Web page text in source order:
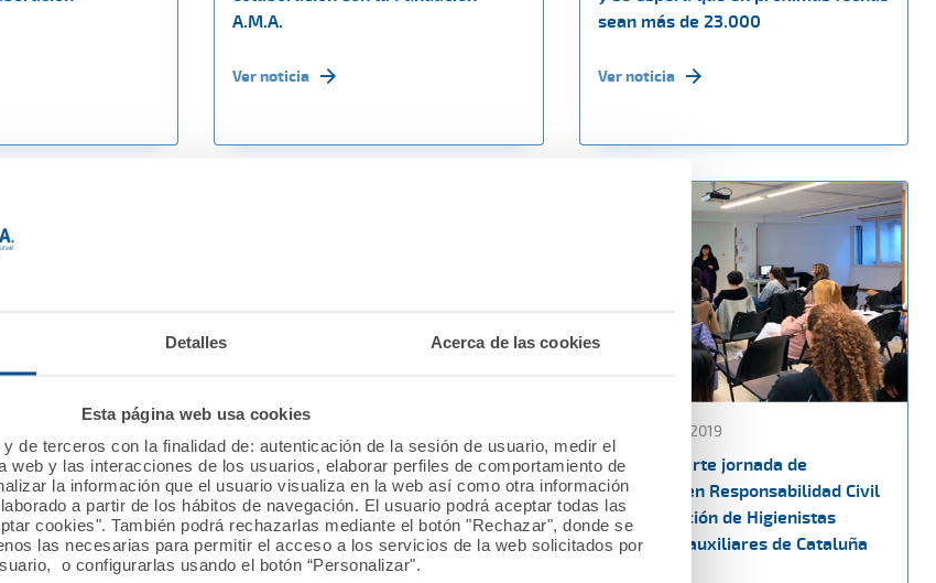
Detalles Acerca de las cookies
Esta página web usa cookies
de terceros con la finalidad de: autenticación de la sesión de usuario, medir el
web y las interacciones de los usuarios, elaborar perfiles de comportamiento de
la información que el usuario visualiza en la web así como otra información
a partir de los hábitos de navegación. El usuario podrá aceptar todas las
cookies". También podrá rechazarlas mediante el botón "Rechazar", donde se
las necesarias para permitir el acceso a los servicios de la web solicitados por
o configurarlas usando el botón “Personalizar".
A.M.A.
Ver noticia
sean más de 23.000
Ver noticia
colaboración
de
de la
La Fundación A.M.A. aprueba más
de 70 programas de ayudas
sociales para 2020
Ver noticia
10 diciembre 2019
A.M.A. imparte jornada de
formación en Responsabilidad Civil
a la Asociación de Higienistas
dentales y auxiliares de Cataluña